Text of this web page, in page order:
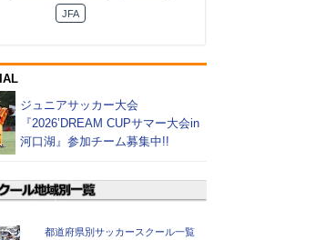
JFA
ジュニアサッカー大会
『2026’DREAM CUPサマー大会in
河口湖』参加チーム募集中!!
都道府県別サッカースクール一覧